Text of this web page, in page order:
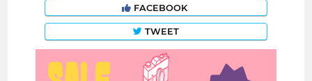
FACEBOOK
TWEET